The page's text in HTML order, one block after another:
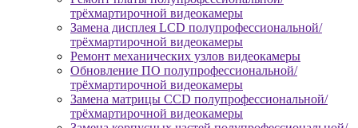
трёхмартирочной видеокамеры
Замена дисплея LCD полупрофессиональной/
трёхмартирочной видеокамеры
Ремонт механических узлов видеокамеры
Обновление ПО полупрофессиональной/
трёхмартирочной видеокамеры
Замена матрицы CCD полупрофессиональной/
трёхмартирочной видеокамеры